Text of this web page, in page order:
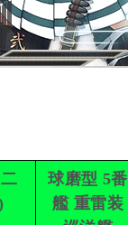
球磨型 5番
艦 重雷装